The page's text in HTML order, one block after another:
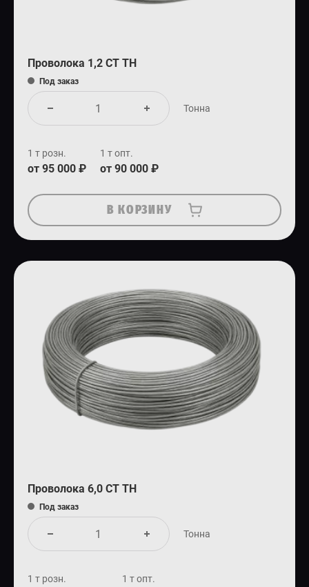
Проволока 1,2 СТ ТН
Под заказ
Тонна
1 т розн.
от 95 000 ₽
1 т опт.
от 90 000 ₽
В КОРЗИНУ
Проволока 6,0 СТ ТН
Под заказ
Тонна
1 т розн. 1 т опт.